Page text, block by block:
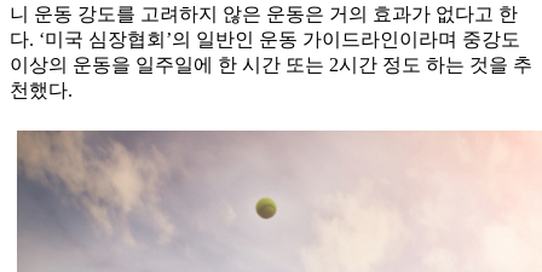
니 운동 강도를 고려하지 않은 운동은 거의 효과가 없다고 한
다. ‘미국 심장협회’의 일반인 운동 가이드라인이라며 중강도
이상의 운동을 일주일에 한 시간 또는 2시간 정도 하는 것을 추
천했다.